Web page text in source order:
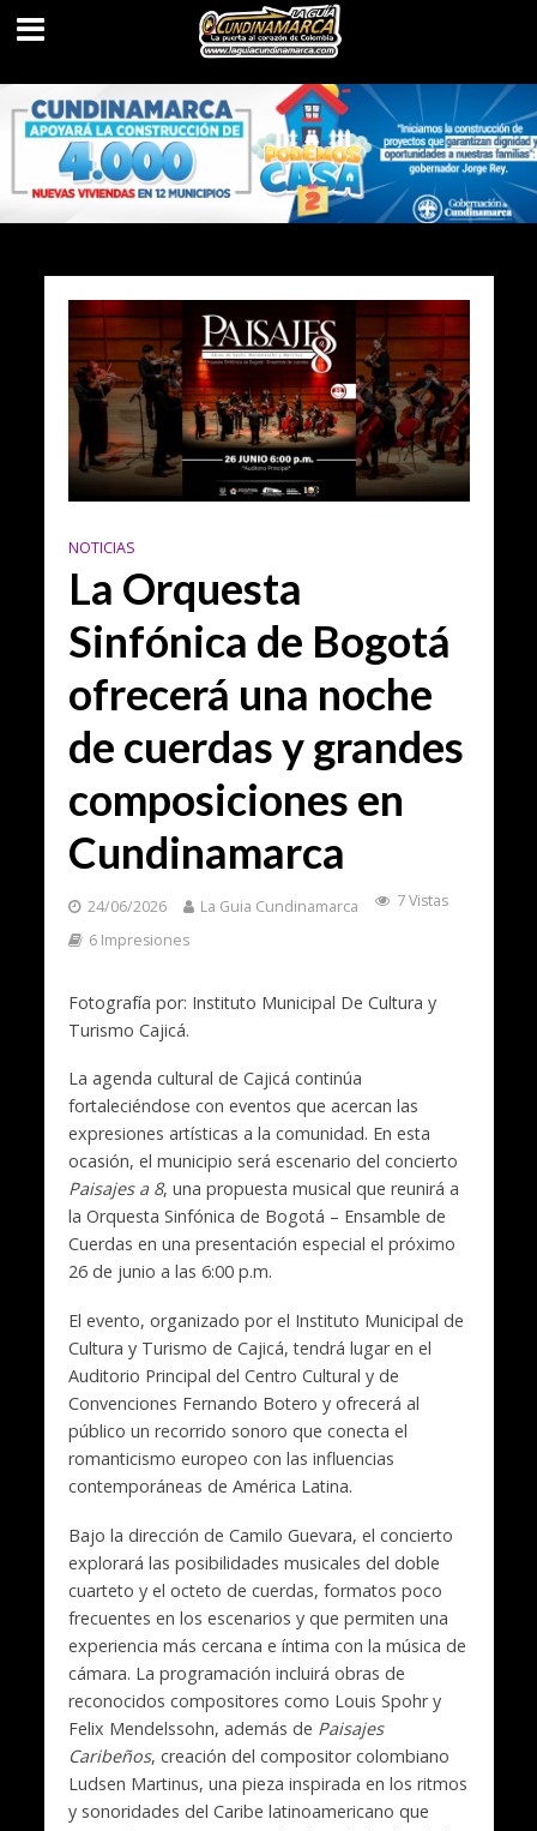
NOTICIAS
La Orquesta
Sinfónica de Bogotá
ofrecerá una noche
de cuerdas y grandes
composiciones en
Cundinamarca
24/06/2026 La Guia Cundinamarca
7 Vistas
6 Impresiones
Fotografía por: Instituto Municipal De Cultura y
Turismo Cajicá.
La agenda cultural de Cajicá continúa
fortaleciéndose con eventos que acercan las
expresiones artísticas a la comunidad. En esta
ocasión, el municipio será escenario del concierto
Paisajes a 8, una propuesta musical que reunirá a
la Orquesta Sinfónica de Bogotá – Ensamble de
Cuerdas en una presentación especial el próximo
26 de junio a las 6:00 p.m.
El evento, organizado por el Instituto Municipal de
Cultura y Turismo de Cajicá, tendrá lugar en el
Auditorio Principal del Centro Cultural y de
Convenciones Fernando Botero y ofrecerá al
público un recorrido sonoro que conecta el
romanticismo europeo con las influencias
contemporáneas de América Latina.
Bajo la dirección de Camilo Guevara, el concierto
explorará las posibilidades musicales del doble
cuarteto y el octeto de cuerdas, formatos poco
frecuentes en los escenarios y que permiten una
experiencia más cercana e íntima con la música de
cámara. La programación incluirá obras de
reconocidos compositores como Louis Spohr y
Felix Mendelssohn, además de Paisajes
Caribeños, creación del compositor colombiano
Ludsen Martinus, una pieza inspirada en los ritmos
y sonoridades del Caribe latinoamericano que